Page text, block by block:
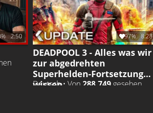
2:50 97% 8:28
DEADPOOL 3 - Alles was wir
zur abgedrehten
Superhelden-Fortsetzung
wissen
Deutsch • Von 288.749 gesehen